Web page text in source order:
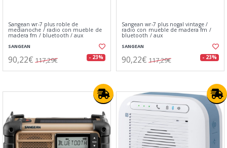
Sangean wr-7 plus roble de
medianoche / radio con mueble de
madera fm / bluetooth / aux
SANGEAN
90,22€ 117,29€ - 23%
Sangean wr-7 plus nogal vintage /
radio con mueble de madera fm /
bluetooth / aux
SANGEAN
90,22€ 117,29€ - 23%